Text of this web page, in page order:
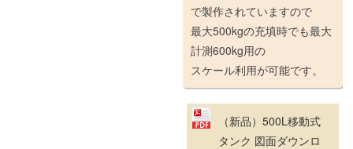
で製作されていますので
最大500kgの充填時でも最大
計測600kg用の
スケール利用が可能です。
（新品）500L移動式
タンク 図面ダウンロ